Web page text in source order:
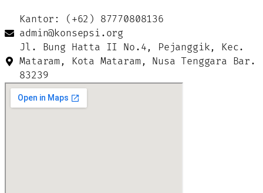
Kantor: (+62) 87770808136
admin@konsepsi.org
Jl. Bung Hatta II No.4, Pejanggik, Kec.
Mataram, Kota Mataram, Nusa Tenggara Bar.
83239